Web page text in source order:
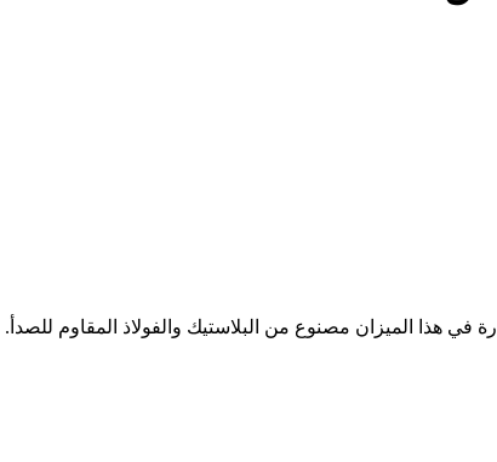
هذا الميزان مصنوع من البلاستيك والفولاذ المقاوم للصدأ.